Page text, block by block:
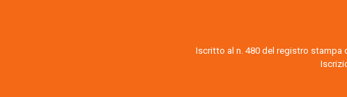
Iscritto al n. 480 del registro stampa